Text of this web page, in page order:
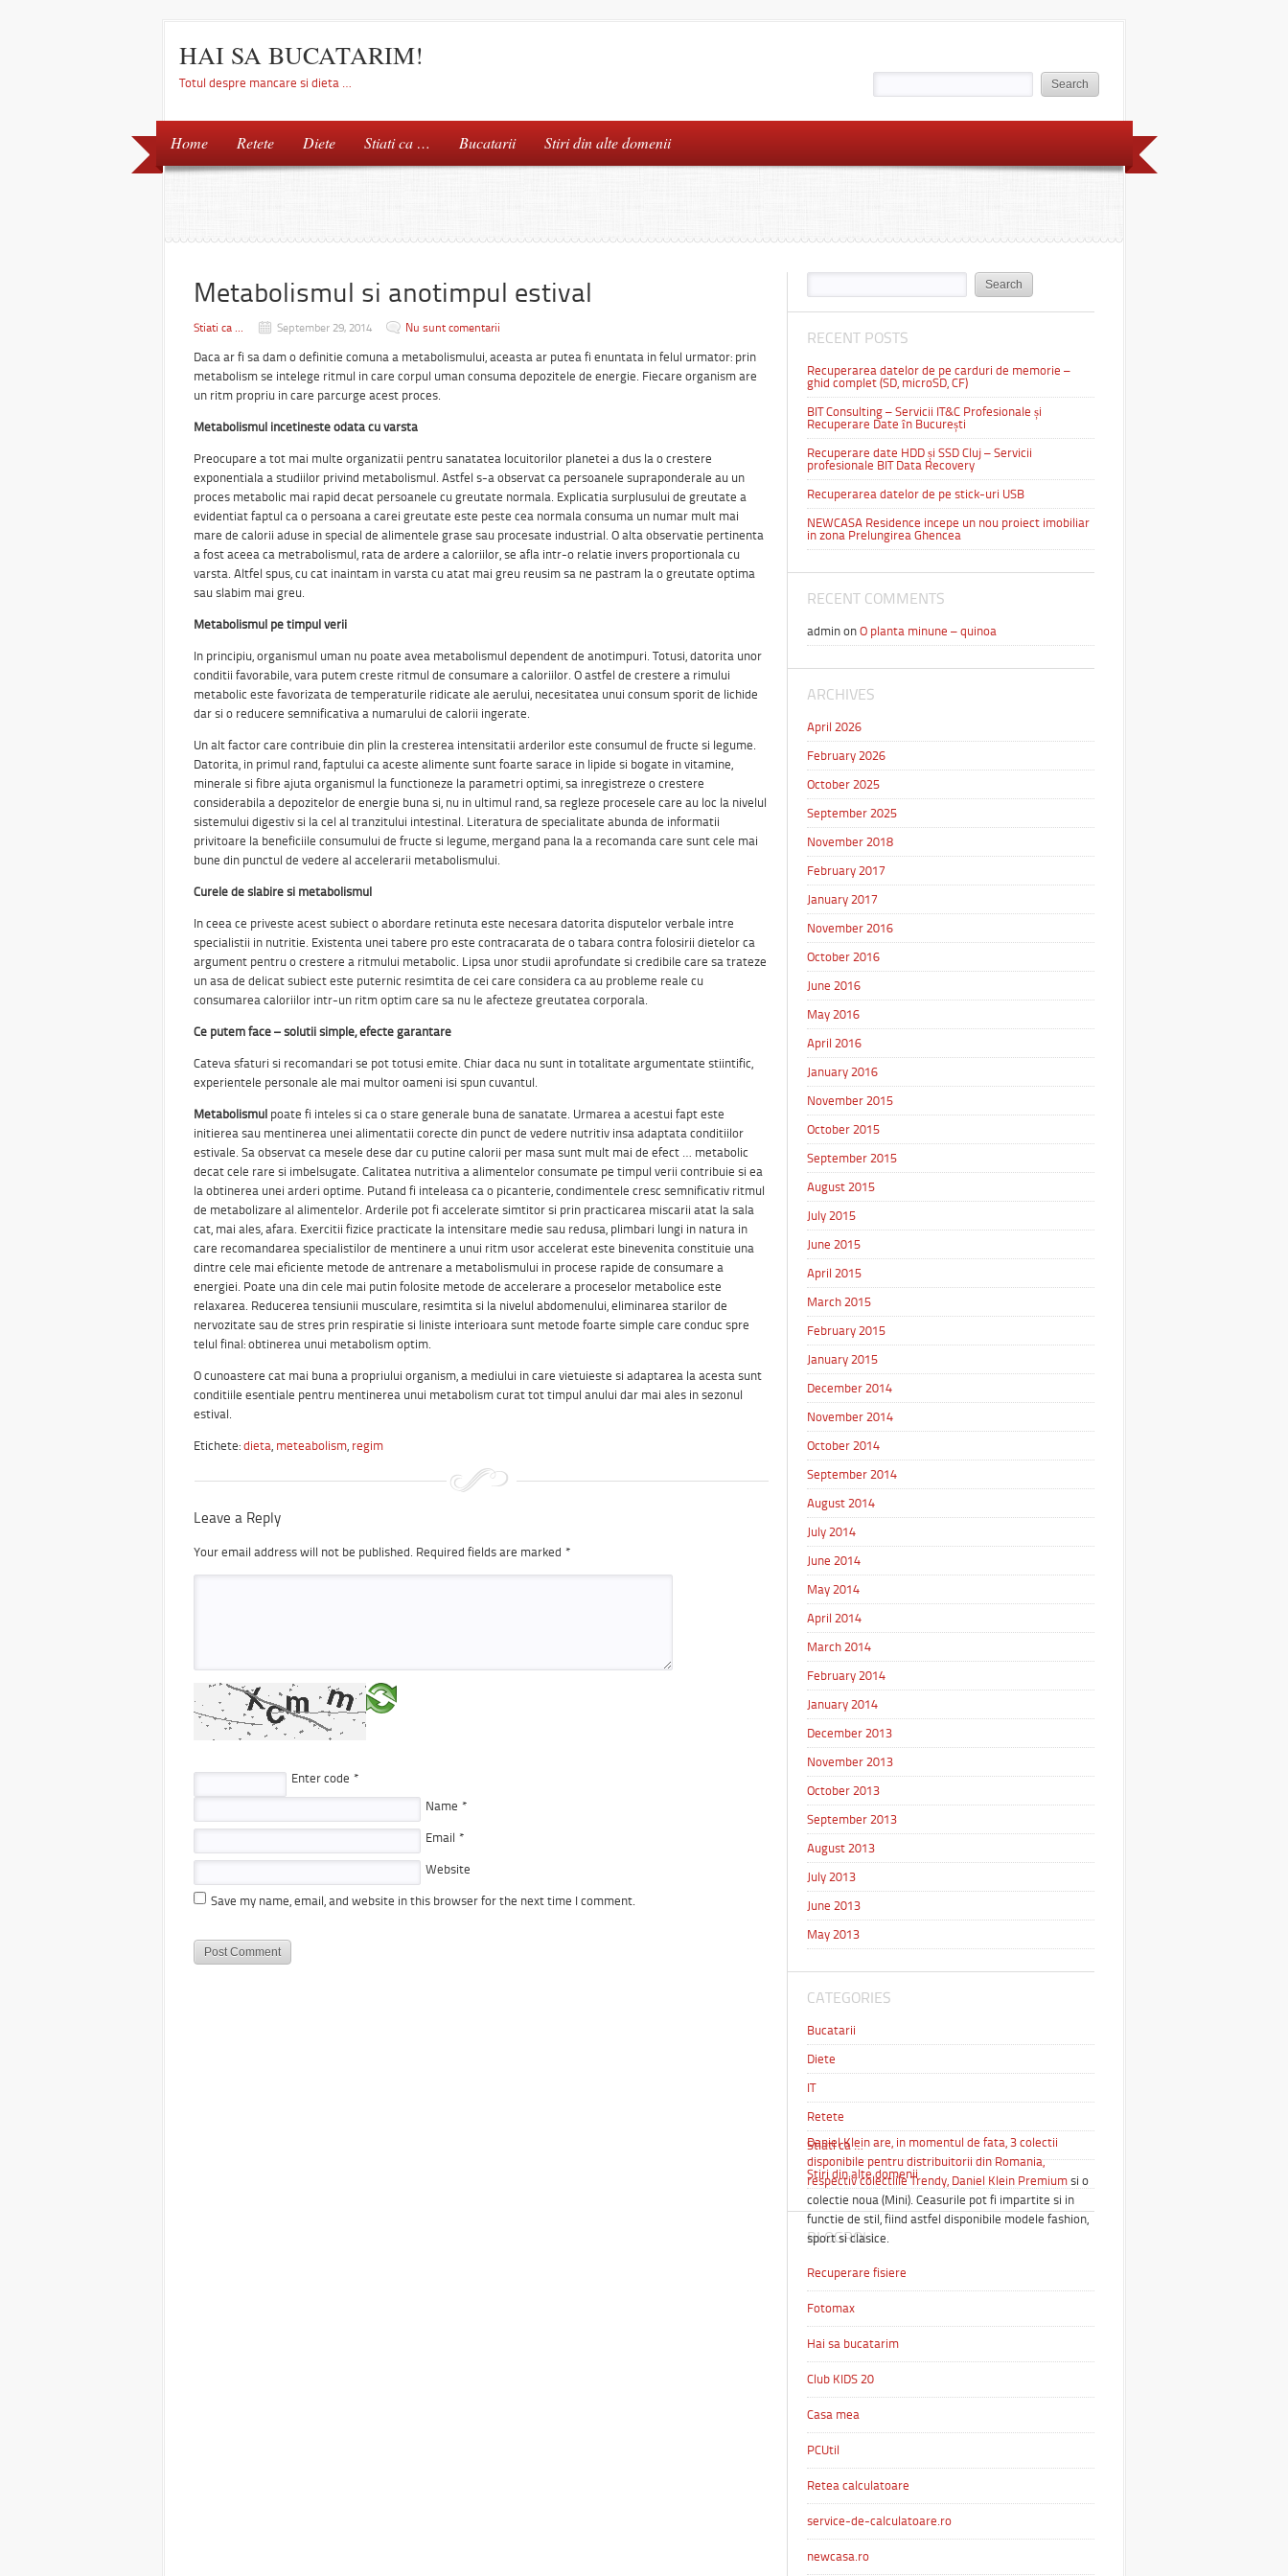
HAI SA BUCATARIM!
Totul despre mancare si dieta …
Home Retete Diete Stiati ca … Bucatarii Stiri din alte domenii
Metabolismul si anotimpul estival
Stiati ca ... September 29, 2014 Nu sunt comentarii
Daca ar fi sa dam o definitie comuna a metabolismului, aceasta ar putea fi enuntata in felul urmator: prin
metabolism se intelege ritmul in care corpul uman consuma depozitele de energie. Fiecare organism are
un ritm propriu in care parcurge acest proces.
Metabolismul incetineste odata cu varsta
Preocupare a tot mai multe organizatii pentru sanatatea locuitorilor planetei a dus la o crestere
exponentiala a studiilor privind metabolismul. Astfel s-a observat ca persoanele supraponderale au un
proces metabolic mai rapid decat persoanele cu greutate normala. Explicatia surplusului de greutate a
evidentiat faptul ca o persoana a carei greutate este peste cea normala consuma un numar mult mai
mare de calorii aduse in special de alimentele grase sau procesate industrial. O alta observatie pertinenta
a fost aceea ca metrabolismul, rata de ardere a caloriilor, se afla intr-o relatie invers proportionala cu
varsta. Altfel spus, cu cat inaintam in varsta cu atat mai greu reusim sa ne pastram la o greutate optima
sau slabim mai greu.
Metabolismul pe timpul verii
In principiu, organismul uman nu poate avea metabolismul dependent de anotimpuri. Totusi, datorita unor
conditii favorabile, vara putem creste ritmul de consumare a caloriilor. O astfel de crestere a rimului
metabolic este favorizata de temperaturile ridicate ale aerului, necesitatea unui consum sporit de lichide
dar si o reducere semnificativa a numarului de calorii ingerate.
Un alt factor care contribuie din plin la cresterea intensitatii arderilor este consumul de fructe si legume.
Datorita, in primul rand, faptului ca aceste alimente sunt foarte sarace in lipide si bogate in vitamine,
minerale si fibre ajuta organismul la functioneze la parametri optimi, sa inregistreze o crestere
considerabila a depozitelor de energie buna si, nu in ultimul rand, sa regleze procesele care au loc la nivelul
sistemului digestiv si la cel al tranzitului intestinal. Literatura de specialitate abunda de informatii
privitoare la beneficiile consumului de fructe si legume, mergand pana la a recomanda care sunt cele mai
bune din punctul de vedere al accelerarii metabolismului.
Curele de slabire si metabolismul
In ceea ce priveste acest subiect o abordare retinuta este necesara datorita disputelor verbale intre
specialistii in nutritie. Existenta unei tabere pro este contracarata de o tabara contra folosirii dietelor ca
argument pentru o crestere a ritmului metabolic. Lipsa unor studii aprofundate si credibile care sa trateze
un asa de delicat subiect este puternic resimtita de cei care considera ca au probleme reale cu
consumarea caloriilor intr-un ritm optim care sa nu le afecteze greutatea corporala.
Ce putem face – solutii simple, efecte garantare
Cateva sfaturi si recomandari se pot totusi emite. Chiar daca nu sunt in totalitate argumentate stiintific,
experientele personale ale mai multor oameni isi spun cuvantul.
Metabolismul poate fi inteles si ca o stare generale buna de sanatate. Urmarea a acestui fapt este
initierea sau mentinerea unei alimentatii corecte din punct de vedere nutritiv insa adaptata conditiilor
estivale. Sa observat ca mesele dese dar cu putine calorii per masa sunt mult mai de efect … metabolic
decat cele rare si imbelsugate. Calitatea nutritiva a alimentelor consumate pe timpul verii contribuie si ea
la obtinerea unei arderi optime. Putand fi inteleasa ca o picanterie, condimentele cresc semnificativ ritmul
de metabolizare al alimentelor. Arderile pot fi accelerate simtitor si prin practicarea miscarii atat la sala
cat, mai ales, afara. Exercitii fizice practicate la intensitare medie sau redusa, plimbari lungi in natura in
care recomandarea specialistilor de mentinere a unui ritm usor accelerat este binevenita constituie una
dintre cele mai eficiente metode de antrenare a metabolismului in procese rapide de consumare a
energiei. Poate una din cele mai putin folosite metode de accelerare a proceselor metabolice este
relaxarea. Reducerea tensiunii musculare, resimtita si la nivelul abdomenului, eliminarea starilor de
nervozitate sau de stres prin respiratie si liniste interioara sunt metode foarte simple care conduc spre
telul final: obtinerea unui metabolism optim.
O cunoastere cat mai buna a propriului organism, a mediului in care vietuieste si adaptarea la acesta sunt
conditiile esentiale pentru mentinerea unui metabolism curat tot timpul anului dar mai ales in sezonul
estival.
Etichete: dieta, meteabolism, regim
Leave a Reply
Your email address will not be published. Required fields are marked *
Enter code *
Name *
Email *
Website
Save my name, email, and website in this browser for the next time I comment.
RECENT POSTS
Recuperarea datelor de pe carduri de memorie –
ghid complet (SD, microSD, CF)
BIT Consulting – Servicii IT&C Profesionale și
Recuperare Date în București
Recuperare date HDD și SSD Cluj – Servicii
profesionale BIT Data Recovery
Recuperarea datelor de pe stick-uri USB
NEWCASA Residence incepe un nou proiect imobiliar
in zona Prelungirea Ghencea
RECENT COMMENTS
admin on O planta minune – quinoa
ARCHIVES
April 2026
February 2026
October 2025
September 2025
November 2018
February 2017
January 2017
November 2016
October 2016
June 2016
May 2016
April 2016
January 2016
November 2015
October 2015
September 2015
August 2015
July 2015
June 2015
April 2015
March 2015
February 2015
January 2015
December 2014
November 2014
October 2014
September 2014
August 2014
July 2014
June 2014
May 2014
April 2014
March 2014
February 2014
January 2014
December 2013
November 2013
October 2013
September 2013
August 2013
July 2013
June 2013
May 2013
CATEGORIES
Bucatarii
Diete
IT
Retete
Stiati ca …
Stiri din alte domenii
BLOGROLL
Recuperare fisiere
Fotomax
Hai sa bucatarim
Club KIDS 20
Casa mea
PCUtil
Retea calculatoare
service-de-calculatoare.ro
newcasa.ro
Daniel Klein are, in momentul de fata, 3 colectii
disponibile pentru distribuitorii din Romania,
respectiv colectiile Trendy, Daniel Klein Premium si o
colectie noua (Mini). Ceasurile pot fi impartite si in
functie de stil, fiind astfel disponibile modele fashion,
sport si clasice.